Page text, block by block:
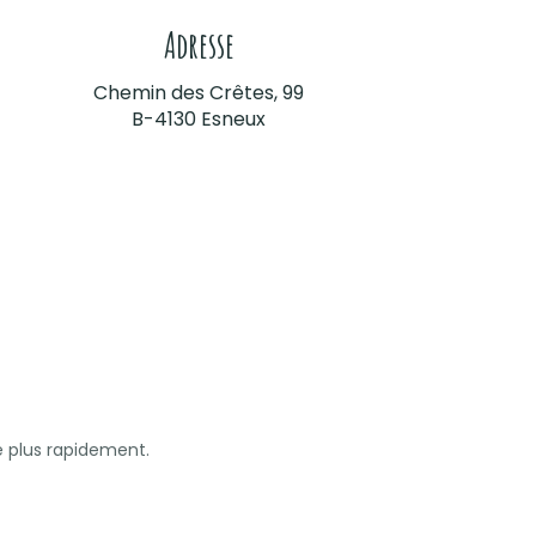
Adresse
Chemin des Crêtes, 99
B-4130 Esneux
plus rapidement.